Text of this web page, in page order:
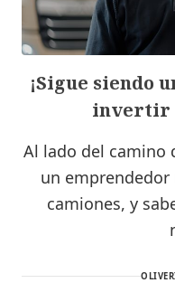
¡Sigue siendo
invertir
Al lado del camino
un
camiones, y